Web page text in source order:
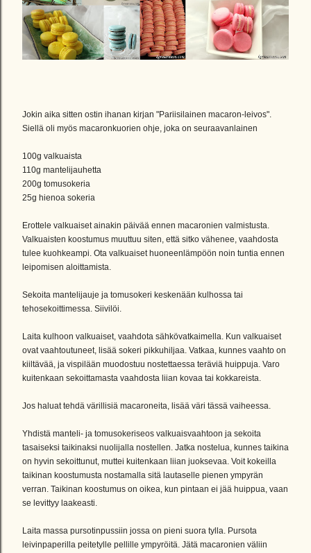
Jokin aika sitten ostin ihanan kirjan "Pariisilainen macaron-leivos".
Siellä oli myös macaronkuorien ohje, joka on seuraavanlainen
100g valkuaista
110g mantelijauhetta
200g tomusokeria
25g hienoa sokeria
Erottele valkuaiset ainakin päivää ennen macaronien valmistusta.
Valkuaisten koostumus muuttuu siten, että sitko vähenee, vaahdosta
tulee kuohkeampi. Ota valkuaiset huoneenlämpöön noin tuntia ennen
leipomisen aloittamista.
Sekoita mantelijauje ja tomusokeri keskenään kulhossa tai
tehosekoittimessa. Siivilöi.
Laita kulhoon valkuaiset, vaahdota sähkövatkaimella. Kun valkuaiset
ovat vaahtoutuneet, lisää sokeri pikkuhiljaa. Vatkaa, kunnes vaahto on
kiiltävää, ja vispilään muodostuu nostettaessa teräviä huippuja. Varo
kuitenkaan sekoittamasta vaahdosta liian kovaa tai kokkareista.
Jos haluat tehdä värillisiä macaroneita, lisää väri tässä vaiheessa.
Yhdistä manteli- ja tomusokeriseos valkuaisvaahtoon ja sekoita
tasaiseksi taikinaksi nuolijalla nostellen. Jatka nostelua, kunnes taikina
on hyvin sekoittunut, muttei kuitenkaan liian juoksevaa. Voit kokeilla
taikinan koostumusta nostamalla sitä lautaselle pienen ympyrän
verran. Taikinan koostumus on oikea, kun pintaan ei jää huippua, vaan
se levittyy laakeasti.
Laita massa pursotinpussiin jossa on pieni suora tylla. Pursota
leivinpaperilla peitetylle pellille ympyröitä. Jätä macaronien väliin